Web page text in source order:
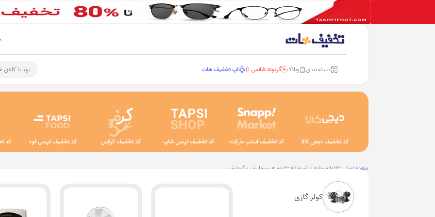
دسته بندی وبلاگ گردونه شانس :) اپ تخفیف هات برند یا
کد تخفیف دیجی کالا کد تخفیف اسنپ مارکت کد تخفیف تپسی شاپ کد تخفیف کرفس کد تخفیف تپسی فود کد
صفحه اصلی لوازم خانه و آشپزخانه تهویه، سرمایش و گرمایش
کولر گازی